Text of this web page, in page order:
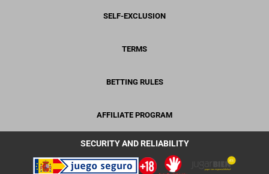
SELF-EXCLUSION
TERMS
BETTING RULES
AFFILIATE PROGRAM
SECURITY AND RELIABILITY